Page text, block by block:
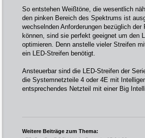
So entstehen Weißtöne, die wesentlich
den pinken Bereich des Spektrums ist
wechselnden Anforderungen bezüglich
können, sind sie perfekt geeignet um den
optimieren. Denn anstelle vieler Streifen
ein LED-Streifen benötigt.
Ansteuerbar sind die LED-Streifen der
die Systemnetzteile 4 oder 4E mit
entsprechendes Netzteil mit einer Big
Weitere Beiträge zum Thema: